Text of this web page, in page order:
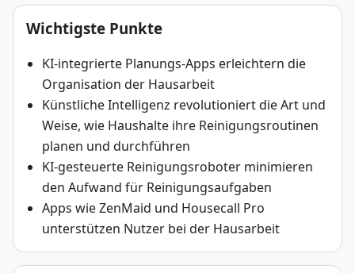
Wichtigste Punkte
KI-integrierte Planungs-Apps erleichtern die
Organisation der Hausarbeit
Künstliche Intelligenz revolutioniert die Art und
Weise, wie Haushalte ihre Reinigungsroutinen
planen und durchführen
KI-gesteuerte Reinigungsroboter minimieren
den Aufwand für Reinigungsaufgaben
Apps wie ZenMaid und Housecall Pro
unterstützen Nutzer bei der Hausarbeit